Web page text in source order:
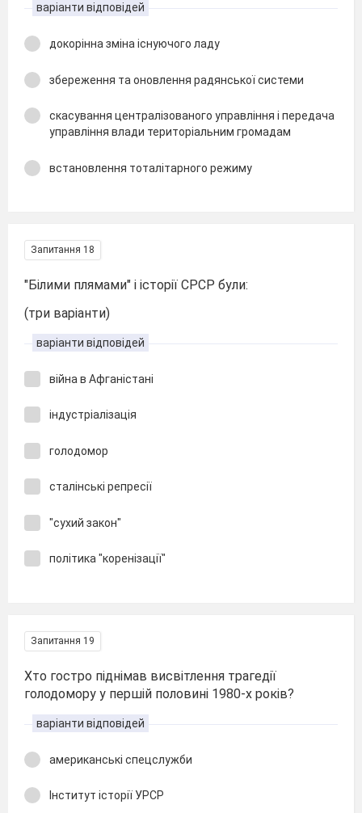
варіанти відповідей
докорінна зміна існуючого ладу
збереження та оновлення радянської системи
скасування централізованого управління і передача
управління влади територіальним громадам
встановлення тоталітарного режиму
Запитання 18
"Білими плямами" і історії СРСР були:
(три варіанти)
варіанти відповідей
війна в Афганістані
індустріалізація
голодомор
сталінські репресії
"сухий закон"
політика "коренізації"
Запитання 19
Хто гостро піднімав висвітлення трагедії
голодомору у першій половині 1980-х років?
варіанти відповідей
американські спецслужби
Інститут історії УРСР